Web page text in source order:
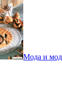
Мода и